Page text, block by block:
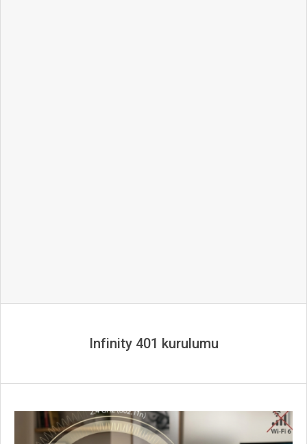
Infinity 401 kurulumu